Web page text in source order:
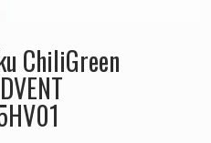
ChiliGreen